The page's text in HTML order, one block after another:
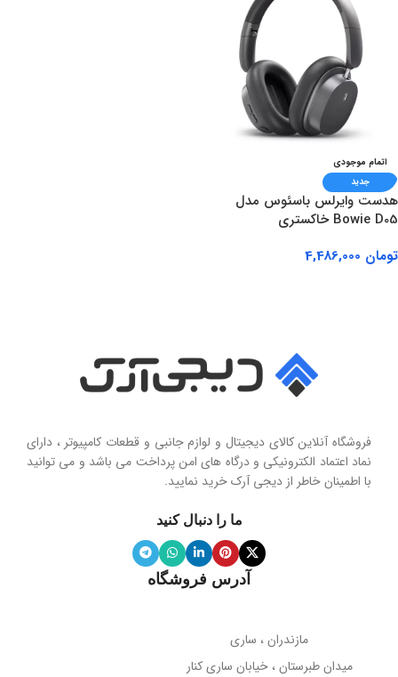
اتمام موجودی
جدید
هدست وایرلس باسئوس مدل
Bowie D05 خاکستری
تومان
فروشگاه آنلاین کالای دیجیتال و لوازم جانبی و قطعات کامپیوتر ، دارای
نماد اعتماد الکترونیکی و درگاه های امن پرداخت می باشد و می توانید
با اطمینان خاطر از دیجی آرک خرید نمایید.
ما را دنبال کنید
آدرس فروشگاه
مازندران ، ساری
میدان طبرستان ، خیابان ساری کنار